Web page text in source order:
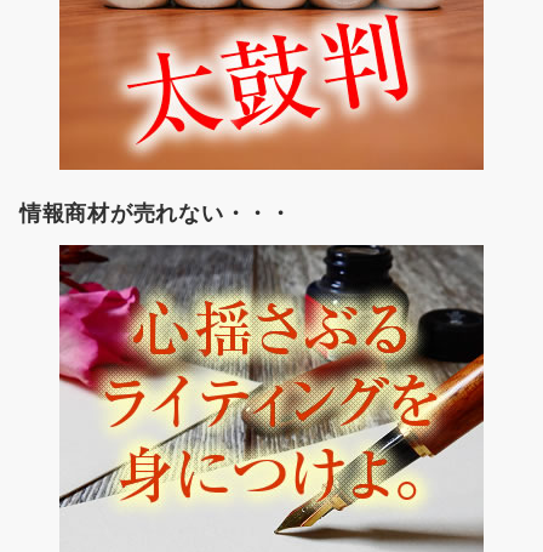
情報商材が売れない・・・